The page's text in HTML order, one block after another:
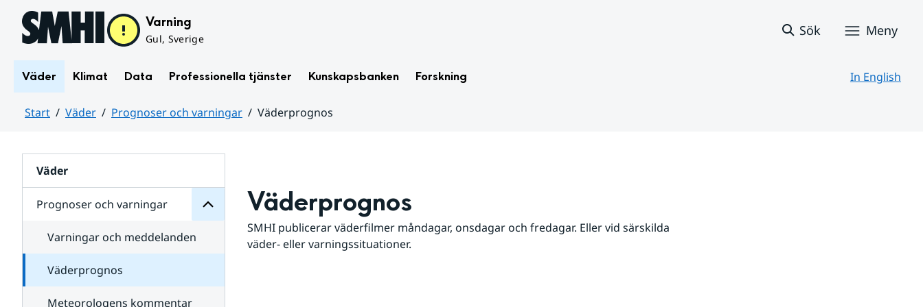
Hoppa till sidans innehåll Varning
Gul, Sverige
Sök Meny
Väder Klimat Data Professionella tjänster Kunskapsbanken Forskning In English
Start Väder Prognoser och varningar
Väderprognos
Väder
Prognoser och varningar
för
varningar
Varningar och meddelanden
Väderprognos
Meteorologens kommentar
Väderprognos
SMHI publicerar väderfilmer måndagar, onsdagar och fredagar. Eller vid särskilda
väder- eller varningssituationer.